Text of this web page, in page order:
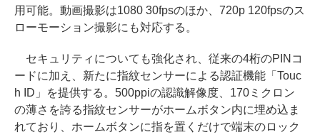
用可能。動画撮影は1080 30fpsのほか、720p 120fpsのス
ローモーション撮影にも対応する。
セキュリティについても強化され、従来の4桁のPINコ
ードに加え、新たに指紋センサーによる認証機能「Touc
h ID」を提供する。500ppiの認識解像度、170ミクロン
の薄さを誇る指紋センサーがホームボタン内に埋め込ま
れており、ホームボタンに指を置くだけで端末のロック